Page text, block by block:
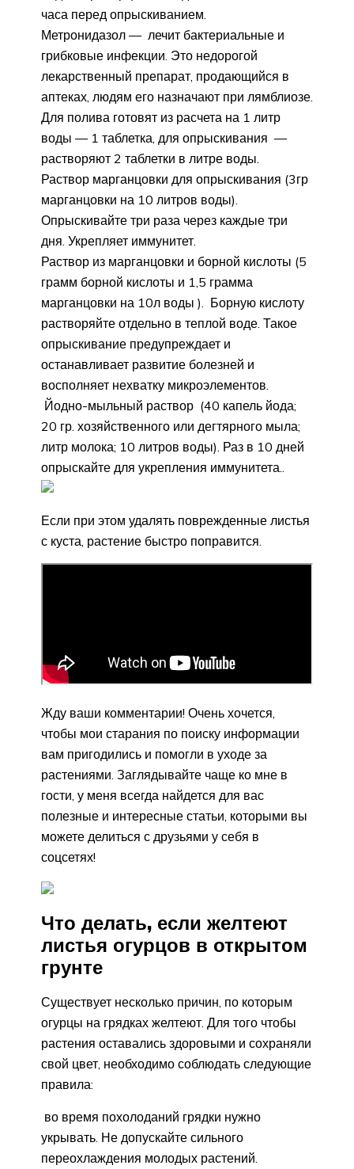
часа перед опрыскиванием.
Метронидазол — лечит бактериальные и
грибковые инфекции. Это недорогой
лекарственный препарат, продающийся в
аптеках, людям его назначают при лямблиозе.
Для полива готовят из расчета на 1 литр
воды — 1 таблетка, для опрыскивания —
растворяют 2 таблетки в литре воды.
Раствор марганцовки для опрыскивания (3гр
марганцовки на 10 литров воды).
Опрыскивайте три раза через каждые три
дня. Укрепляет иммунитет.
Раствор из марганцовки и борной кислоты (5
грамм борной кислоты и 1,5 грамма
марганцовки на 10л воды ). Борную кислоту
растворяйте отдельно в теплой воде. Такое
опрыскивание предупреждает и
останавливает развитие болезней и
восполняет нехватку микроэлементов.
Йодно-мыльный раствор (40 капель йода;
20 гр. хозяйственного или дегтярного мыла;
литр молока; 10 литров воды). Раз в 10 дней
опрыскайте для укрепления иммунитета..
Если при этом удалять поврежденные листья
с куста, растение быстро поправится.
Жду ваши комментарии! Очень хочется,
чтобы мои старания по поиску информации
вам пригодились и помогли в уходе за
растениями. Заглядывайте чаще ко мне в
гости, у меня всегда найдется для вас
полезные и интересные статьи, которыми вы
можете делиться с друзьями у себя в
соцсетях!
Что делать, если желтеют
листья огурцов в открытом
грунте
Существует несколько причин, по которым
огурцы на грядках желтеют. Для того чтобы
растения оставались здоровыми и сохраняли
свой цвет, необходимо соблюдать следующие
правила:
во время похолоданий грядки нужно
укрывать. Не допускайте сильного
переохлаждения молодых растений.